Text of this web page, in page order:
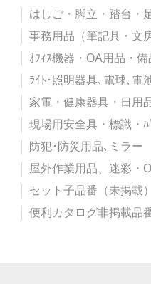
はしご・脚立・踏台・
事務用品（筆記具・文
ｵﾌｨｽ機器・OA用品・
ﾗｲﾄ･照明器具､電球､電
家電・健康器具・日用
現場用安全具・標識・ﾊ
防犯･防災用品､ミラー
屋外作業用品、迷彩・
セット子品番（未掲載）
便利カタログ非掲載品